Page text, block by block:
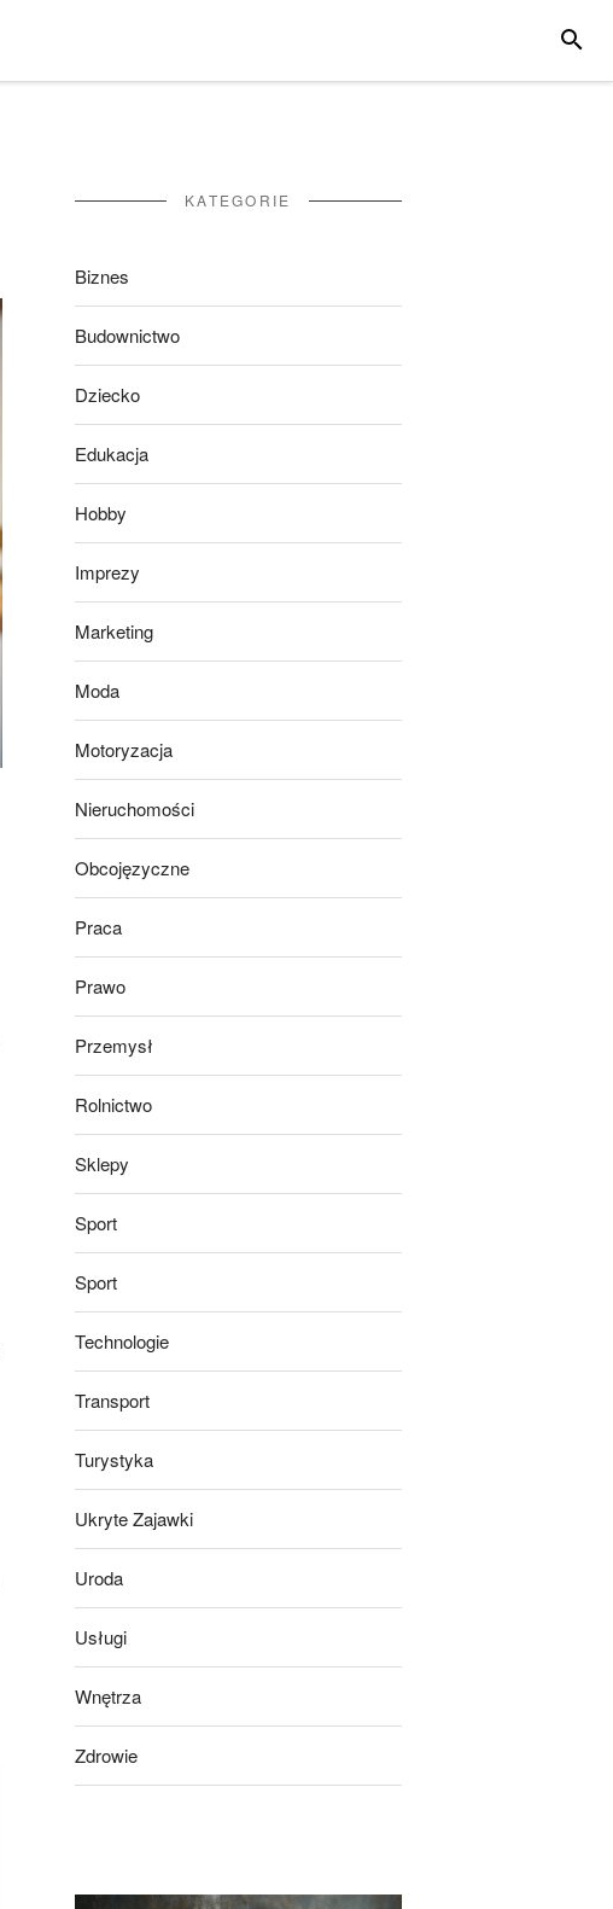
KATEGORIE
Biznes
Budownictwo
Dziecko
Edukacja
Hobby
Imprezy
Marketing
Moda
Motoryzacja
Nieruchomości
Obcojęzyczne
Praca
Prawo
Przemysł
Rolnictwo
Sklepy
Sport
Sport
Technologie
Transport
Turystyka
Ukryte Zajawki
Uroda
Usługi
Wnętrza
Zdrowie